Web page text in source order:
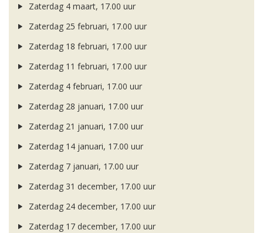
Zaterdag 4 maart, 17.00 uur
Zaterdag 25 februari, 17.00 uur
Zaterdag 18 februari, 17.00 uur
Zaterdag 11 februari, 17.00 uur
Zaterdag 4 februari, 17.00 uur
Zaterdag 28 januari, 17.00 uur
Zaterdag 21 januari, 17.00 uur
Zaterdag 14 januari, 17.00 uur
Zaterdag 7 januari, 17.00 uur
Zaterdag 31 december, 17.00 uur
Zaterdag 24 december, 17.00 uur
Zaterdag 17 december, 17.00 uur